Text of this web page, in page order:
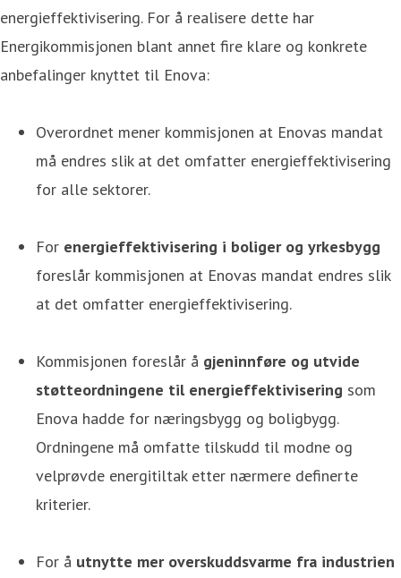
energieffektivisering. For å realisere dette har
Energikommisjonen blant annet fire klare og konkrete
anbefalinger knyttet til Enova:
Overordnet mener kommisjonen at Enovas mandat
må endres slik at det omfatter energieffektivisering
for alle sektorer.
For energieffektivisering i boliger og yrkesbygg
foreslår kommisjonen at Enovas mandat endres slik
at det omfatter energieffektivisering.
Kommisjonen foreslår å gjeninnføre og utvide
støtteordningene til energieffektivisering som
Enova hadde for næringsbygg og boligbygg.
Ordningene må omfatte tilskudd til modne og
velprøvde energitiltak etter nærmere definerte
kriterier.
For å utnytte mer overskuddsvarme fra industrien